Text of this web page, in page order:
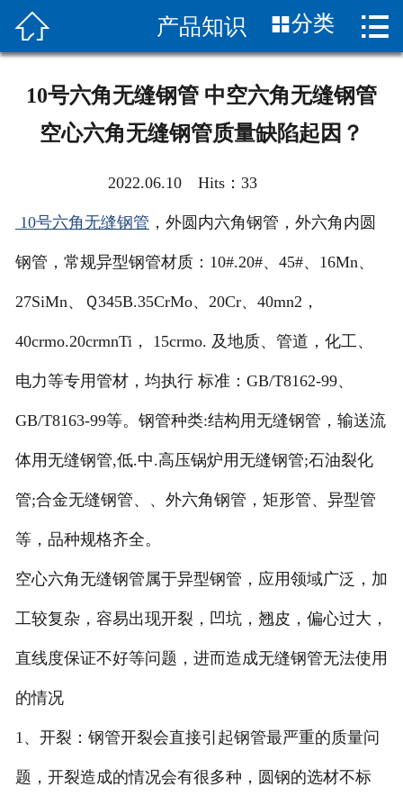
 首页
应用案列
客户评价
联系我们
 产品知识 分类 
10号六角无缝钢管 中空六角无缝钢管
空心六角无缝钢管质量缺陷起因？
2022.06.10 Hits：33
10号六角无缝钢管 ，外圆内六角钢管，外六角内圆
钢管，常规异型钢管材质：10#.20#、45#、16Mn、
27SiMn、Ｑ345B.35CrMo、20Cr、40mn2，
40crmo.20crmnTi， 15crmo. 及地质、管道，化工、
电力等专用管材，均执行 标准：GB/T8162-99、
GB/T8163-99等。钢管种类:结构用无缝钢管，输送流
体用无缝钢管,低.中.高压锅炉用无缝钢管;石油裂化
管;合金无缝钢管、、外六角钢管，矩形管、异型管
等，品种规格齐全。
空心六角无缝钢管属于异型钢管，应用领域广泛，加
工较复杂，容易出现开裂，凹坑，翘皮，偏心过大，
直线度保证不好等问题，进而造成无缝钢管无法使用
的情况
1、开裂：钢管开裂会直接引起钢管最严重的质量问
题，开裂造成的情况会有很多种，圆钢的选材不标